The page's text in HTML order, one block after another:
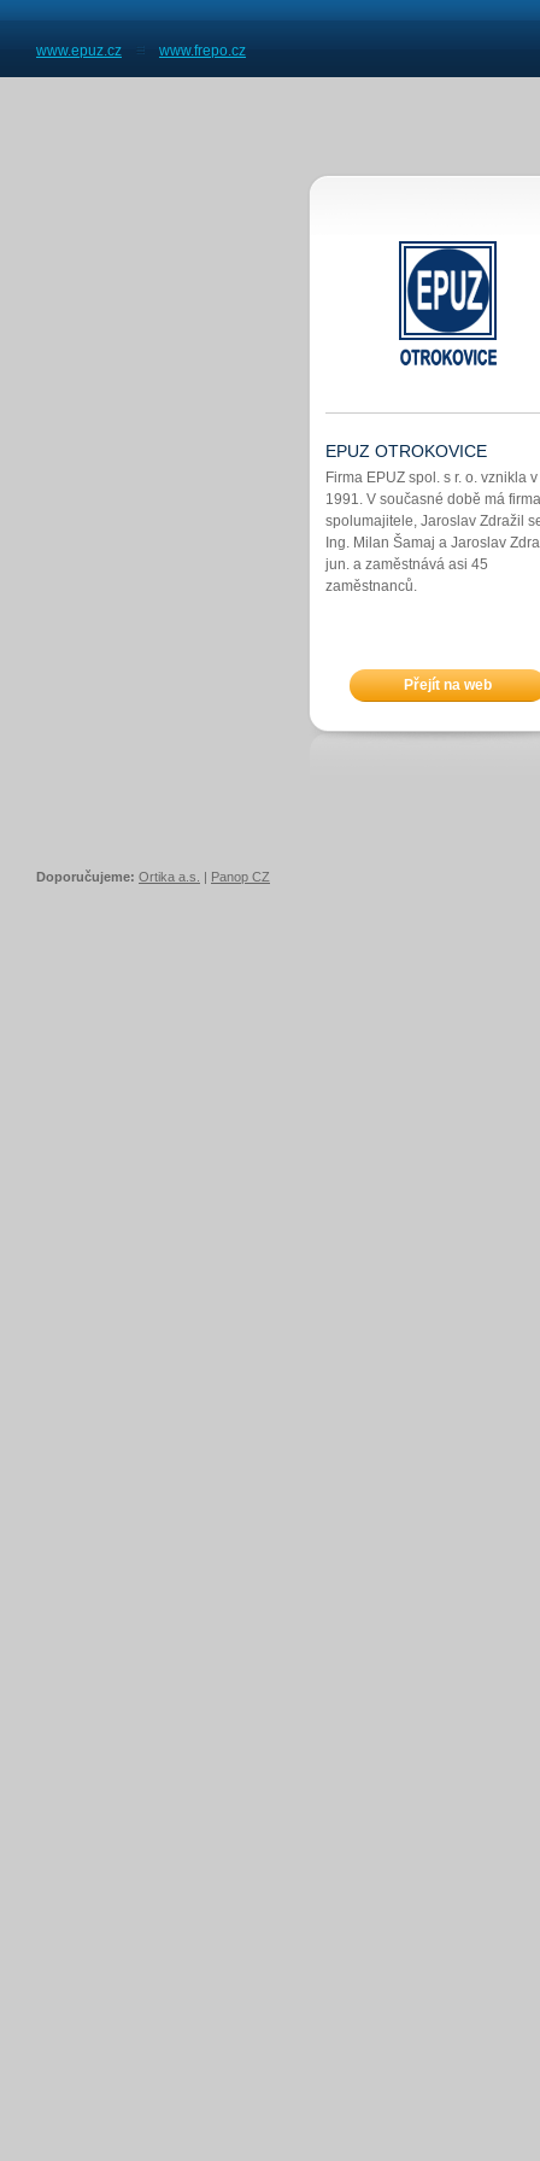
www.epuz.cz www.frepo.cz
EPUZ OTROKOVICE
Firma EPUZ spol. s r. o. vznikla
1991. V současné době má
spolumajitele, Jaroslav Zdražil
Ing. Milan Šamaj a Jaroslav
jun. a zaměstnává asi 45
zaměstnanců.
Přejít na web
Doporučujeme: Ortika a.s. | Panop CZ